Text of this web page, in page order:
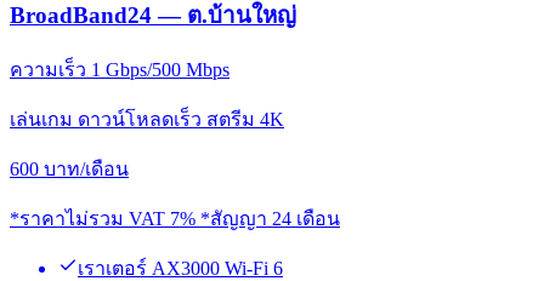
BroadBand24 — ต.บ้านใหญ่
ความเร็ว 1 Gbps/500 Mbps
เล่นเกม ดาวน์โหลดเร็ว สตรีม 4K
600 บาท/เดือน
*ราคาไม่รวม VAT 7% *สัญญา 24 เดือน
เราเตอร์ AX3000 Wi-Fi 6